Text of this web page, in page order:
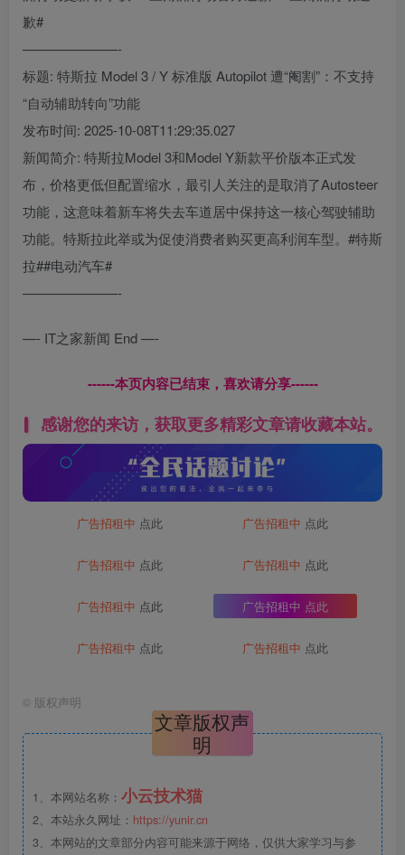
歉#
———————-
标题: 特斯拉 Model 3 / Y 标准版 Autopilot 遭“阉割”：不支持
“自动辅助转向”功能
发布时间: 2025-10-08T11:29:35.027
新闻简介: 特斯拉Model 3和Model Y新款平价版本正式发
布，价格更低但配置缩水，最引人关注的是取消了Autosteer
功能，这意味着新车将失去车道居中保持这一核心驾驶辅助
功能。特斯拉此举或为促使消费者购买更高利润车型。#特斯
拉##电动汽车#
———————-
—- IT之家新闻 End —-
------本页内容已结束，喜欢请分享------
感谢您的来访，获取更多精彩文章请收藏本站。
广告招租中 点此 广告招租中 点此
广告招租中 点此 广告招租中 点此
广告招租中 点此 广告招租中 点此
广告招租中 点此 广告招租中 点此
© 版权声明
文章版权声
明
1、本网站名称： 小云技术猫
2、本站永久网址： https://yunir.cn
3、本网站的文章部分内容可能来源于网络，仅供大家学习与参